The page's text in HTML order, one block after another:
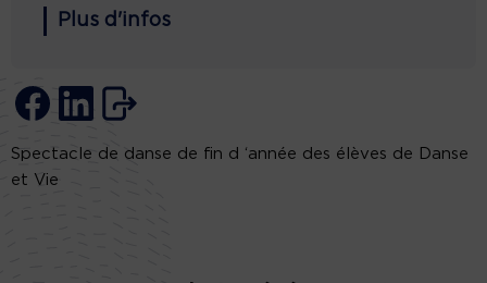
Plus d'infos
Spectacle de danse de fin d ‘année des élèves de Danse
et Vie